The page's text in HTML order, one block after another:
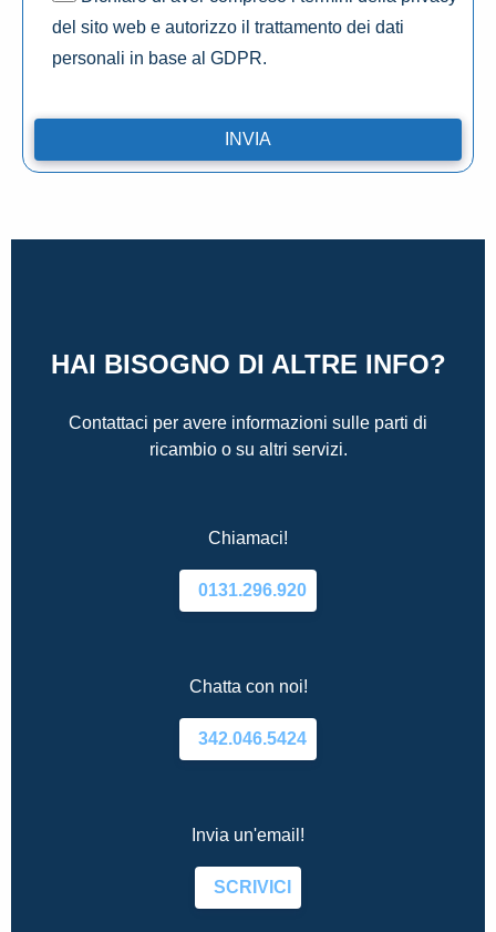
del sito web e autorizzo il trattamento dei dati
personali in base al GDPR.
HAI BISOGNO DI ALTRE INFO?
Contattaci per avere informazioni sulle parti di
ricambio o su altri servizi.
Chiamaci!
0131.296.920
Chatta con noi!
342.046.5424
Invia un'email!
SCRIVICI